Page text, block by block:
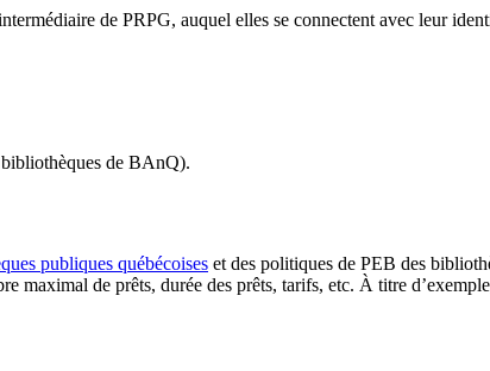
de PRPG, auquel elles se connectent avec leur
de BAnQ).
publiques québécoises et des politiques de PEB des
maximal de prêts, durée des prêts, tarifs, etc. À titre